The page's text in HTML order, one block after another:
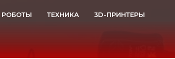
РОБОТЫ ТЕХНИКА 3D-ПРИНТЕРЫ